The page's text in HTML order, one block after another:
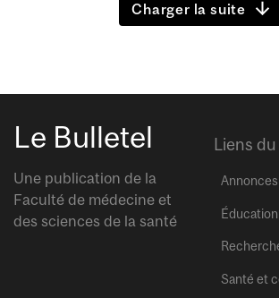
Charger la suite
Le Bulletel
Une publication de la
Faculté de médecine et
des sciences de la santé
Liens
Annonces
Éducation
Santé et